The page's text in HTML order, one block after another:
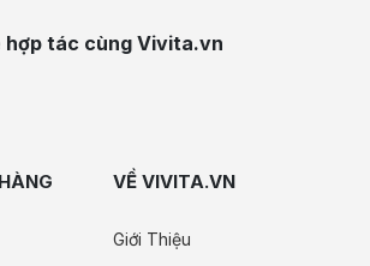
hợp tác cùng Vivita.vn
VỀ VIVITA.VN
Giới Thiệu